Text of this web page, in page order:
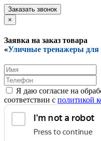
Заказать звонок
×
Заявка на заказ товара
«Уличные тренажеры для
Я даю согласие на
соответствии с политикой